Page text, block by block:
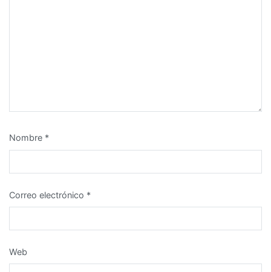
Nombre *
Correo electrónico *
Web